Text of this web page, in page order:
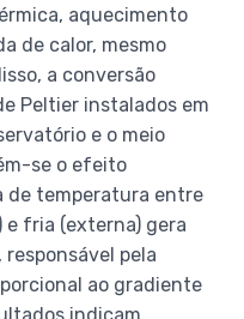
aquecimento
de calor, mesmo
a conversão
Peltier instalados em
e o meio
se o efeito
de temperatura entre
fria (externa) gera
pela
ao gradiente